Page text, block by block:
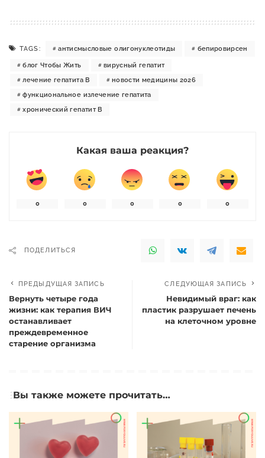
TAGS: антисмысловые олигонуклеотиды бепировирсен
блог Чтобы Жить
вирусный гепатит
лечение гепатита B
новости медицины 2026
функциональное излечение гепатита
хронический гепатит B
Какая ваша реакция?
0 0 0 0 0
ПОДЕЛИТЬСЯ
ПРЕДЫДУЩАЯ ЗАПИСЬ
Вернуть четыре года
жизни: как терапия ВИЧ
останавливает
преждевременное
старение организма
СЛЕДУЮЩАЯ ЗАПИСЬ
Невидимый враг: как
пластик разрушает печень
на клеточном уровне
Вы также можете прочитать…